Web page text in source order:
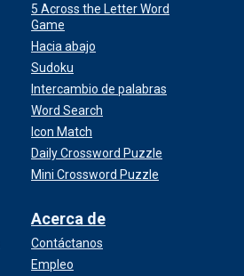
5 Across the Letter Word
Game
Hacia abajo
Sudoku
Intercambio de palabras
Word Search
Icon Match
Daily Crossword Puzzle
Mini Crossword Puzzle
Acerca de
Contáctanos
Empleo